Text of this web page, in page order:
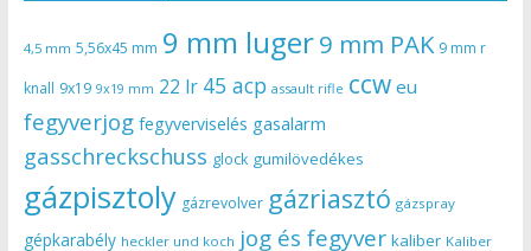
4,5 mm 5,56x45 mm 9 mm luger9 mm PAK 9 mm r
knall 9x19 9x19 mm 22 lr 45 acp assault rifle ccw eu
fegyverjog fegyverviselés gasalarm
gasschreckschuss glock gumilövedékes
gázpisztoly gázrevolver gázriasztó gázspray
gépkarabély heckler und koch jog és fegyver kaliber Kaliber